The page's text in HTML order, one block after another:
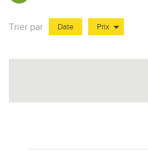
Trier par Date Prix